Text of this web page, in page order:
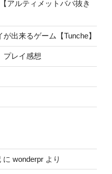
アルティメットババ抜き
出来るゲーム【Tunche】
プレイ感想
に wonderpr より